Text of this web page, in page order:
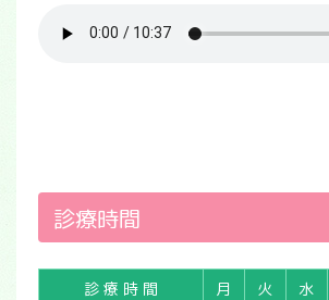
診療時間
診 療 時 間 月 火 水